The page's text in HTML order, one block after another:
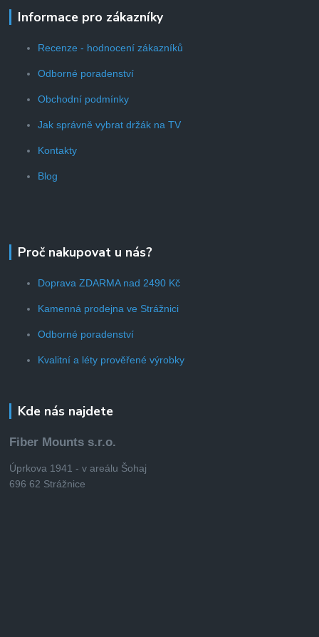
Informace pro zákazníky
Recenze - hodnocení zákazníků
Odborné poradenství
Obchodní podmínky
Jak správně vybrat držák na TV
Kontakty
Blog
Proč nakupovat u nás?
Doprava ZDARMA nad 2490 Kč
Kamenná prodejna ve Strážnici
Odborné poradenství
Kvalitní a léty prověřené výrobky
Kde nás najdete
Fiber Mounts s.r.o.
Úprkova 1941 - v areálu Šohaj
696 62 Strážnice